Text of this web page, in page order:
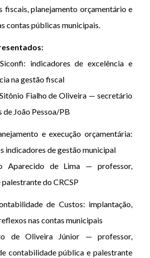
fiscais, planejamento orçamentário e
contas públicas municipais.
indicadores de excelência e
na gestão fiscal
Fialho de Oliveira — secretário
de João Pessoa/PB
e execução orçamentária:
indicadores de gestão municipal
Aparecido de Lima — professor,
do CRCSP
de Custos: implantação,
nas contas municipais
de Oliveira Júnior — professor,
contabilidade pública e palestrante